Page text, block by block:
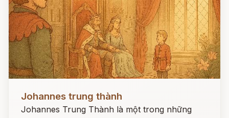
Johannes trung thành
Johannes Trung Thành là một trong những